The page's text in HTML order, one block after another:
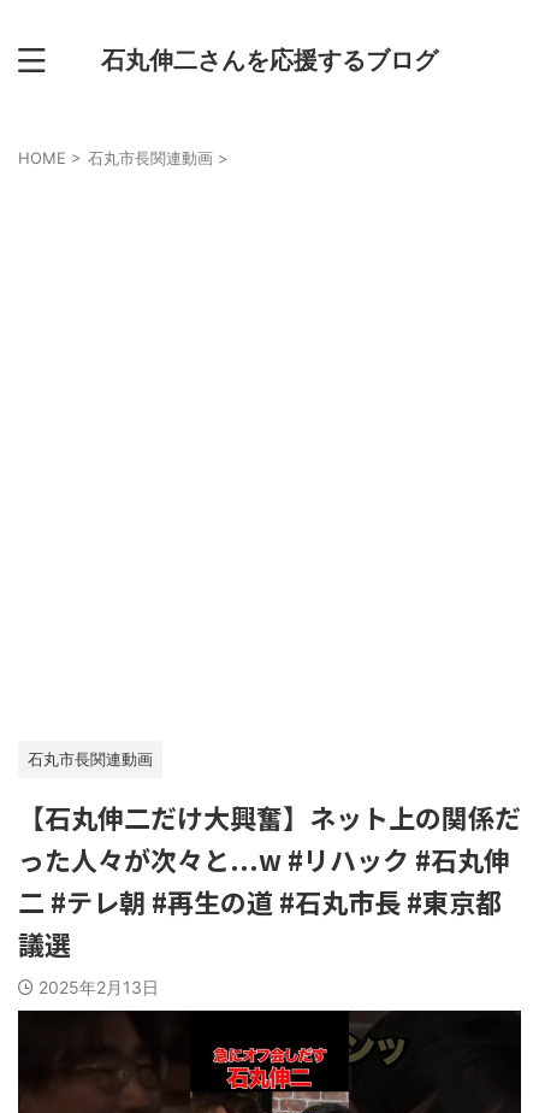
石丸伸二さんを応援するブログ
HOME > 石丸市長関連動画 >
石丸市長関連動画
【石丸伸二だけ大興奮】ネット上の関係だ
った人々が次々と...w #リハック #石丸伸
二 #テレ朝 #再生の道 #石丸市長 #東京都
議選
2025年2月13日